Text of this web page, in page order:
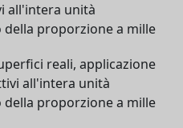
all'intera unità
proporzione a mille
reali, applicazione
all'intera unità
proporzione a mille